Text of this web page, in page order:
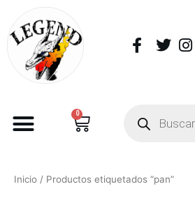
0
Inicio / Productos etiquetados “pan”